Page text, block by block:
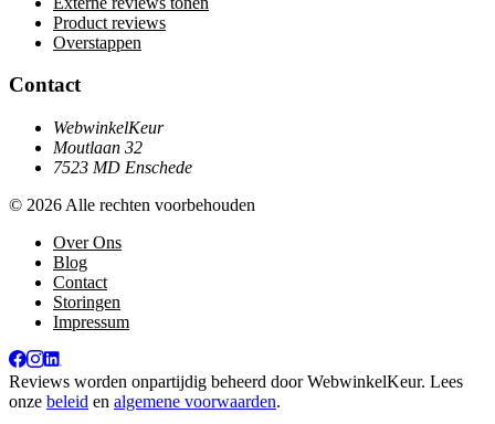
Product reviews
Overstappen
Contact
WebwinkelKeur
Moutlaan 32
7523 MD Enschede
© 2026 Alle rechten voorbehouden
Over Ons
Blog
Contact
Storingen
Impressum
Reviews worden onpartijdig beheerd doorWebwinkelKeur. Lees
onze beleid en algemene voorwaarden.